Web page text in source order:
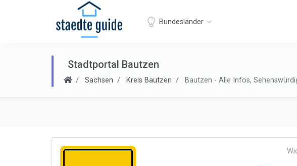
Bundesländer
Stadtportal Bautzen
Sachsen Kreis Bautzen Bautzen - Alle Infos,